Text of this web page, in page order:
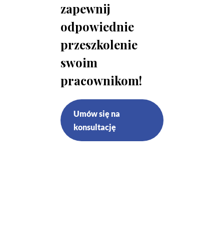
zapewnij
odpowiednie
przeszkolenie
swoim
pracownikom!
Umów się na
konsultację